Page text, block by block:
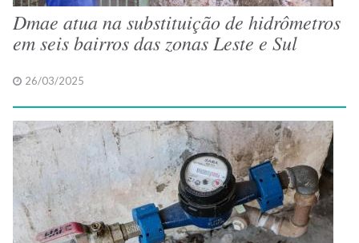
Dmae atua na substituição de hidrômetros
em seis bairros das zonas Leste e Sul
26/03/2025